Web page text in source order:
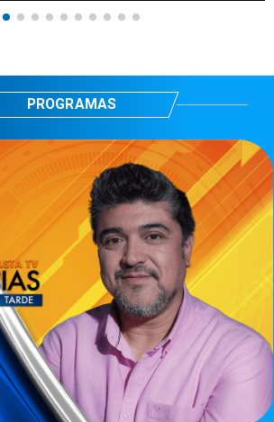
PROGRAMAS